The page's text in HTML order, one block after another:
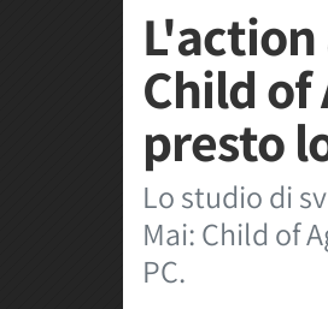
Child of
presto
Lo studio di
Mai: Child of
PC.